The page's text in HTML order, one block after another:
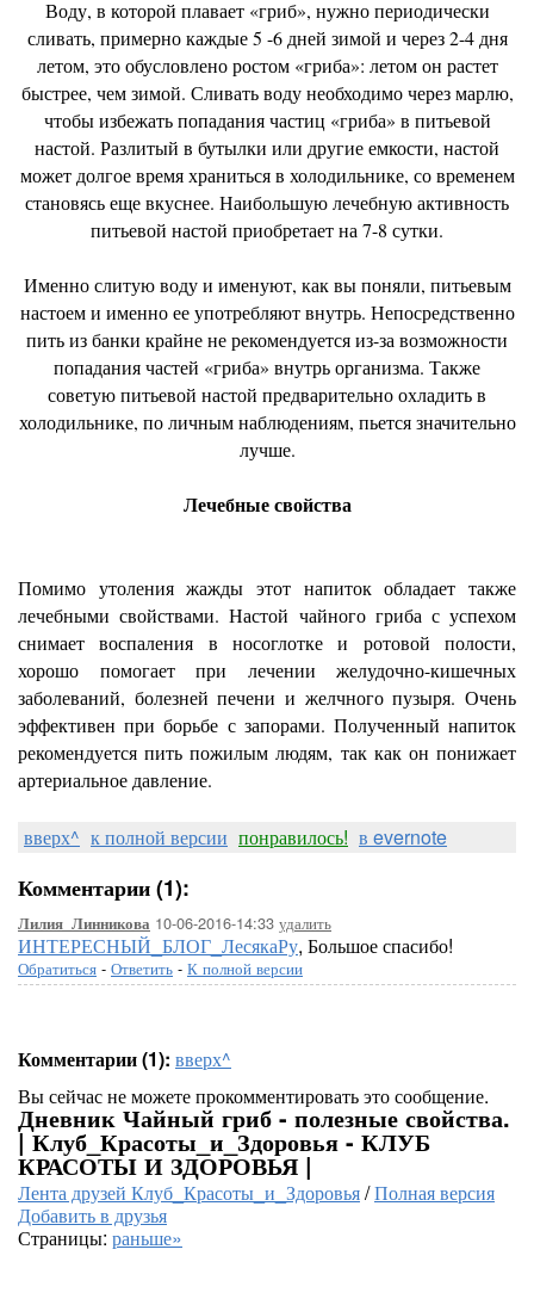
Воду, в которой плавает «гриб», нужно периодически
сливать, примерно каждые 5 -6 дней зимой и через 2-4 дня
летом, это обусловлено ростом «гриба»: летом он растет
быстрее, чем зимой. Сливать воду необходимо через марлю,
чтобы избежать попадания частиц «гриба» в питьевой
настой. Разлитый в бутылки или другие емкости, настой
может долгое время храниться в холодильнике, со временем
становясь еще вкуснее. Наибольшую лечебную активность
питьевой настой приобретает на 7-8 сутки.
Именно слитую воду и именуют, как вы поняли, питьевым
настоем и именно ее употребляют внутрь. Непосредственно
пить из банки крайне не рекомендуется из-за возможности
попадания частей «гриба» внутрь организма. Также
советую питьевой настой предварительно охладить в
холодильнике, по личным наблюдениям, пьется значительно
лучше.
Лечебные свойства
Помимо утоления жажды этот напиток обладает также
лечебными свойствами. Настой чайного гриба с успехом
снимает воспаления в носоглотке и ротовой полости,
хорошо помогает при лечении желудочно-кишечных
заболеваний, болезней печени и желчного пузыря. Очень
эффективен при борьбе с запорами. Полученный напиток
рекомендуется пить пожилым людям, так как он понижает
артериальное давление.
вверх^ к полной версии понравилось! в evernote
Комментарии (1):
Лилия_Линникова 10-06-2016-14:33 удалить
ИНТЕРЕСНЫЙ_БЛОГ_ЛесякаРу, Большое спасибо!
Обратиться - Ответить - К полной версии
Комментарии (1): вверх^
Вы сейчас не можете прокомментировать это сообщение.
Дневник Чайный гриб - полезные свойства.
| Клуб_Красоты_и_Здоровья - КЛУБ
КРАСОТЫ И ЗДОРОВЬЯ |
Лента друзей Клуб_Красоты_и_Здоровья/Полная версия
Добавить в друзья
Страницы: раньше»